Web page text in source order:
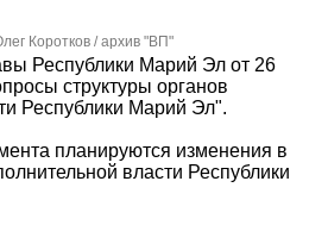
Коротков / архив "ВП"
Республики Марий Эл от 26
структуры органов
Республики Марий Эл".
планируются изменения в
власти Республики